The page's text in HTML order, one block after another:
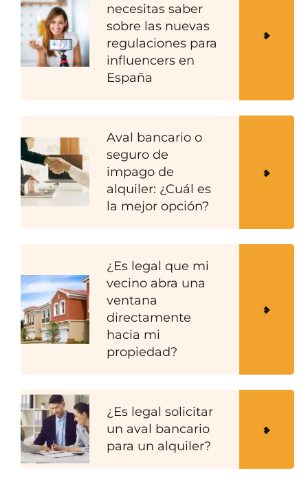
necesitas saber
sobre las nuevas
regulaciones para
influencers en
España
Aval bancario o
seguro de
impago de
alquiler: ¿Cuál es
la mejor opción?
¿Es legal que mi
vecino abra una
ventana
directamente
hacia mi
propiedad?
¿Es legal solicitar
un aval bancario
para un alquiler?